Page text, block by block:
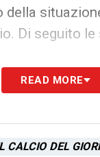
della
Di seguito le
sembra che
stanno a
READ MORE
CALCIO DEL